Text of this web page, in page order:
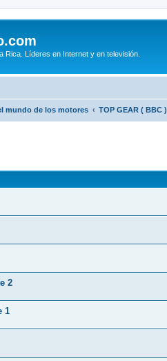
Rica. Líderes en Internet y en televisión.
mundo de los motores TOP GEAR ( BBC )
2
1